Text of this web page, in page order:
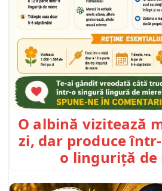
O albină vizitează
zi, dar produce
o linguriță de